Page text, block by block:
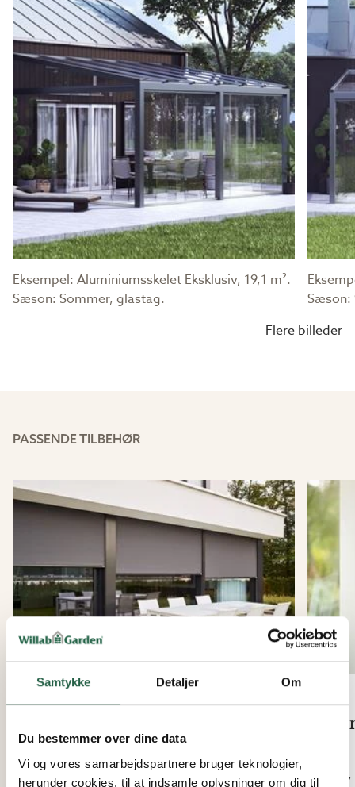
Samtykke Detaljer Om
Du bestemmer over dine data
Vi og vores samarbejdspartnere bruger teknologier,
herunder cookies, til at indsamle oplysninger om dig til
Eksempel: Aluminiumsskelet Eksklusiv, 19,1 m².
Sæson: Sommer, glastag.
Sæson:
Flere billeder
PASSENDE TILBEHØR
Fra
9.436 kr.